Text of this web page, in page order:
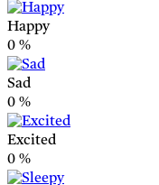
Happy
0 %
Sad
0 %
Excited
0 %